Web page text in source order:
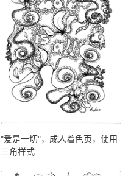
"爱是一切"，成人着色页，使用
三角样式